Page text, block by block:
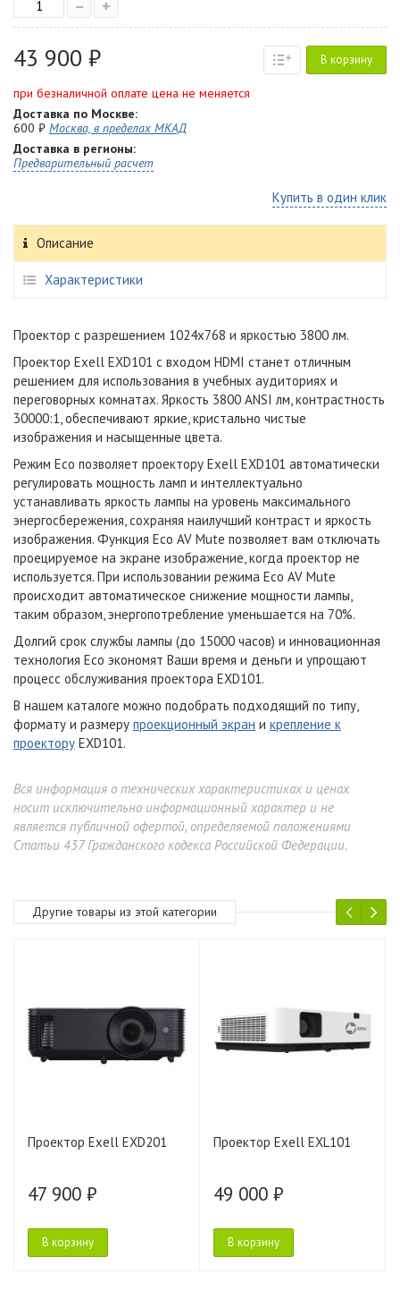
– +
43 900 ₽ В корзину
при безналичной оплате цена не меняется
Доставка по Москве:
600 ₽ Москва, в пределах МКАД
Доставка в регионы:
Предварительный расчет
Купить в один клик
Описание
Характеристики
Проектор с разрешением 1024x768 и яркостью 3800 лм.
Проектор Exell EXD101 с входом HDMI станет отличным
решением для использования в учебных аудиториях и
переговорных комнатах. Яркость 3800 ANSI лм, контрастность
30000:1, обеспечивают яркие, кристально чистые
изображения и насыщенные цвета.
Режим Eco позволяет проектору Exell EXD101 автоматически
регулировать мощность ламп и интеллектуально
устанавливать яркость лампы на уровень максимального
энергосбережения, сохраняя наилучший контраст и яркость
изображения. Функция Eco AV Mute позволяет вам отключать
проецируемое на экране изображение, когда проектор не
используется. При использовании режима Eco AV Mute
происходит автоматическое снижение мощности лампы,
таким образом, энергопотребление уменьшается на 70%.
Долгий срок службы лампы (до 15000 часов) и инновационная
технология Eco экономят Ваши время и деньги и упрощают
процесс обслуживания проектора EXD101.
В нашем каталоге можно подобрать подходящий по типу,
формату и размеру проекционный экран и крепление к
проектору EXD101.
Вся информация о технических характеристиках и ценах
носит исключительно информационный характер и не
является публичной офертой, определяемой положениями
Статьи 437 Гражданского кодекса Российской Федерации.
Другие товары из этой категории
Проектор Exell EXD201
47 900 ₽
В корзину
Проектор Exell EXL101
49 000 ₽
В корзину